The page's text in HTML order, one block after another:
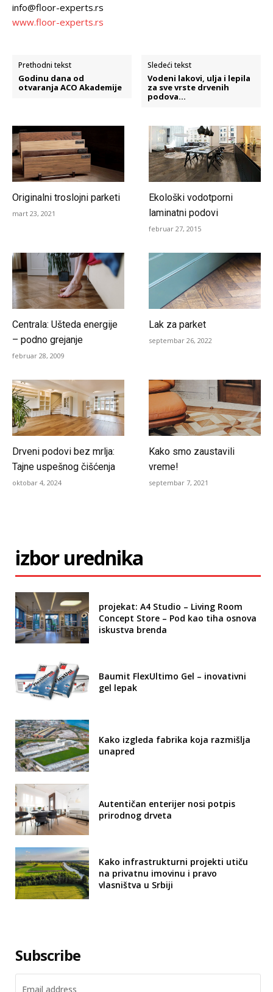
info@floor-experts.rs
www.floor-experts.rs
Prethodni tekst
Godinu dana od
otvaranja ACO Akademije
Sledeći tekst
Vodeni lakovi, ulja i lepila
za sve vrste drvenih
podova…
Originalni troslojni parketi
mart 23, 2021
Ekološki vodotporni
laminatni podovi
februar 27, 2015
Centrala: Ušteda energije
– podno grejanje
februar 28, 2009
Lak za parket
septembar 26, 2022
Drveni podovi bez mrlja:
Tajne uspešnog čišćenja
oktobar 4, 2024
Kako smo zaustavili
vreme!
septembar 7, 2021
izbor urednika
projekat: A4 Studio – Living Room
Concept Store – Pod kao tiha osnova
iskustva brenda
Baumit FlexUltimo Gel – inovativni
gel lepak
Kako izgleda fabrika koja razmišlja
unapred
Autentičan enterijer nosi potpis
prirodnog drveta
Kako infrastrukturni projekti utiču
na privatnu imovinu i pravo
vlasništva u Srbiji
Subscribe